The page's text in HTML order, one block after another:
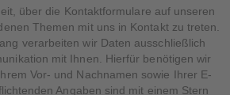
über die Kontaktformulare auf unseren
Themen mit uns in Kontakt zu treten.
verarbeiten wir Daten ausschließlich
mit Ihnen. Hierfür benötigen wir
Vor- und Nachnamen sowie Ihrer E-
Angaben sind mit einem Stern